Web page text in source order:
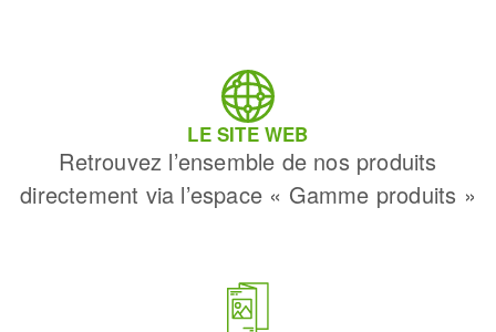
LE SITE WEB
Retrouvez l’ensemble de nos produits
directement via l’espace « Gamme produits »